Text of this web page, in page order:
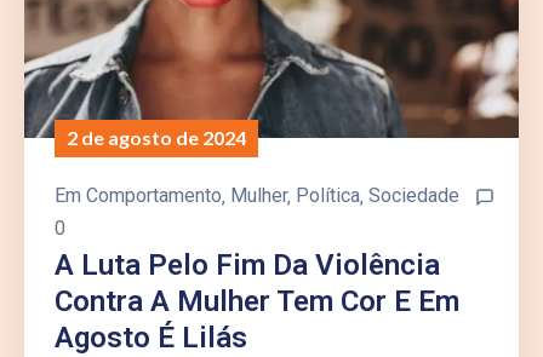
2 de agosto de 2024
Em Comportamento‚ Mulher‚ Política‚ Sociedade
0
A Luta Pelo Fim Da Violência
Contra A Mulher Tem Cor E Em
Agosto É Lilás